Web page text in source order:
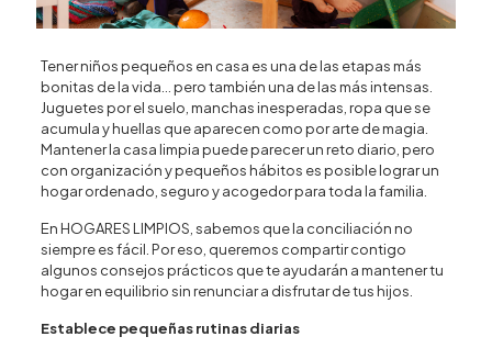
Tener niños pequeños en casa es una de las etapas más
bonitas de la vida… pero también una de las más intensas.
Juguetes por el suelo, manchas inesperadas, ropa que se
acumula y huellas que aparecen como por arte de magia.
Mantener la casa limpia puede parecer un reto diario, pero
con organización y pequeños hábitos es posible lograr un
hogar ordenado, seguro y acogedor para toda la familia.
En HOGARES LIMPIOS, sabemos que la conciliación no
siempre es fácil. Por eso, queremos compartir contigo
algunos consejos prácticos que te ayudarán a mantener tu
hogar en equilibrio sin renunciar a disfrutar de tus hijos.
Establece pequeñas rutinas diarias